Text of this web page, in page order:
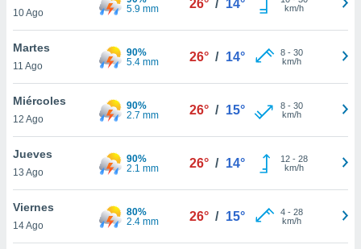
de
cookies
aceptar
10 Ago
5.9 mm
26° / 14°
km/h
Martes
11 Ago
90%
5.4 mm
26° / 14° 8- 30
km/h
Miércoles
12 Ago
90%
2.7 mm
26° / 15° 8- 30
km/h
Jueves
13 Ago
90%
2.1 mm
26° / 14° 12- 28
km/h
Viernes
14 Ago
80%
2.4 mm
26° / 15° 4- 28
km/h